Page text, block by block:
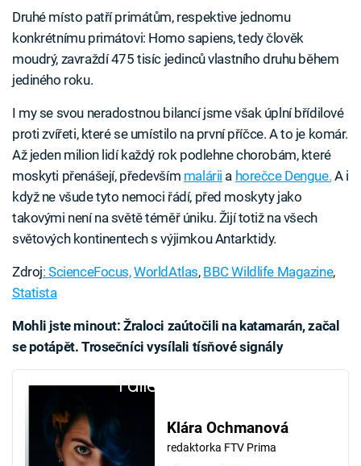
Druhé místo patří primátům, respektive jednomu
konkrétnímu primátovi: Homo sapiens, tedy člověk
moudrý, zavraždí 475 tisíc jedinců vlastního druhu během
jediného roku.
I my se svou neradostnou bilancí jsme však úplní břídilové
proti zvířeti, které se umístilo na první příčce. A to je komár.
Až jeden milion lidí každý rok podlehne chorobám, které
moskyti přenášejí, především malárii a horečce Dengue. A i
když ne všude tyto nemoci řádí, před moskyty jako
takovými není na světě téměř úniku. Žijí totiž na všech
světových kontinentech s výjimkou Antarktidy.
Zdroj: ScienceFocus,WorldAtlas, BBC Wildlife Magazine,
Statista
Mohli jste minout: Žraloci zaútočili na katamarán, začal
se potápět. Trosečníci vysílali tísňové signály
Failed to fetch
Klára Ochmanová
redaktorka FTV Prima